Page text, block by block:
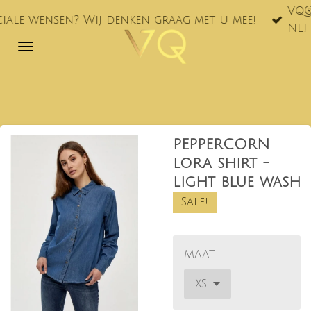
Ga
naar
denken graag met u mee!
VQ® nu ook te
PEPPERCORN
lora shirt -
light blue wash
Sale!
MAAT